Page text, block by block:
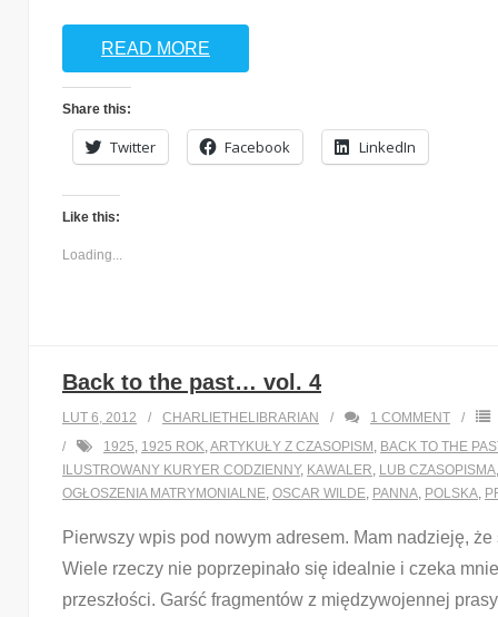
READ MORE
Share this:
Twitter Facebook LinkedIn
Like this:
Loading...
Back to the past… vol. 4
LUT 6, 2012 CHARLIETHELIBRARIAN 1 COMMENT
1925, 1925 ROK,ARTYKUŁY Z CZASOPISM , BACK TO THE
ILUSTROWANY KURYER CODZIENNY, KAWALER, LUB CZASOPISMA
OGŁOSZENIA MATRYMONIALNE, OSCAR WILDE, PANNA, POLSKA,
Pierwszy wpis pod nowym adresem. Mam nadzieję,
Wiele rzeczy nie poprzepinało się idealnie i czeka
przeszłości. Garść fragmentów z międzywojennej